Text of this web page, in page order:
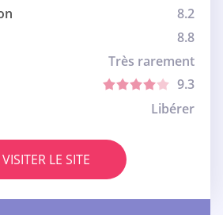
8.2
8.8
Très rarement
9.3
Libérer
VISITER LE SITE